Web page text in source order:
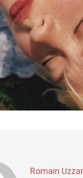
Romain